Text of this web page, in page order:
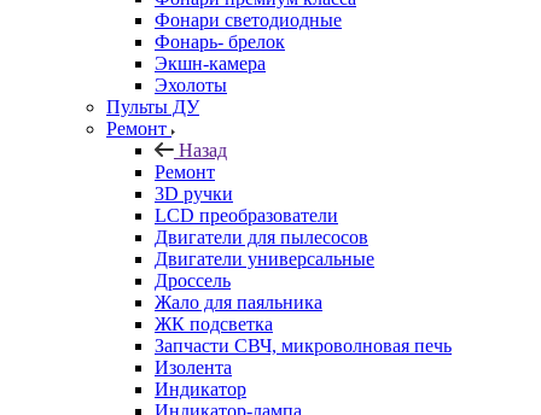
Фонари светодиодные
Фонарь- брелок
Экшн-камера
Эхолоты
Пульты ДУ
Ремонт
Назад
Ремонт
3D ручки
LCD преобразователи
Двигатели для пылесосов
Двигатели универсальные
Дроссель
Жало для паяльника
ЖК подсветка
Запчасти СВЧ, микроволновая печь
Изолента
Индикатор
Индикатор-лампа